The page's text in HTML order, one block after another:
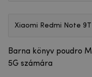
Xiaomi Redmi Note 9T
Barna könyv poudro
5G számára